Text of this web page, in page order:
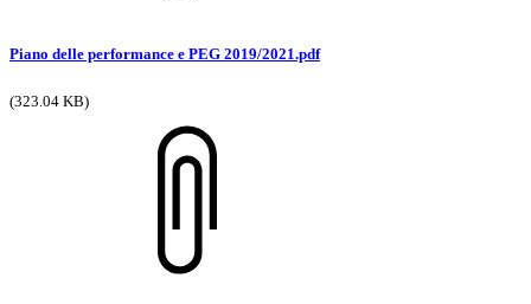
Piano delle performance e PEG 2019/2021.pdf
(323.04 KB)